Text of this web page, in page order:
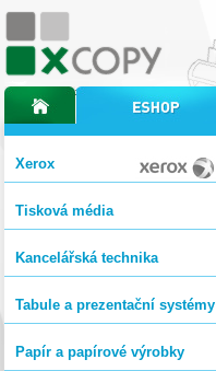
Xerox
Tisková média
Kancelářská technika
Tabule a prezentační systémy
Papír a papírové výrobky
úvodní stránka xcopyinternetový obchod xcopy